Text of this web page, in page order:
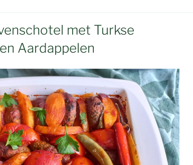
met Turkse
Aardappelen